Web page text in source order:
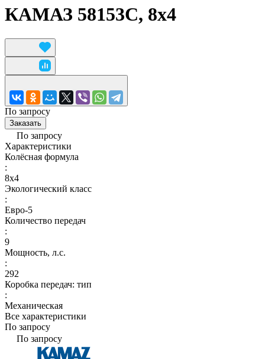
КАМАЗ 58153C, 8x4
По запросу
Заказать
По запросу
Характеристики
Колёсная формула
:
8x4
Экологический класс
:
Евро-5
Количество передач
:
9
Мощность, л.с.
:
292
Коробка передач: тип
:
Механическая
Все характеристики
По запросу
По запросу